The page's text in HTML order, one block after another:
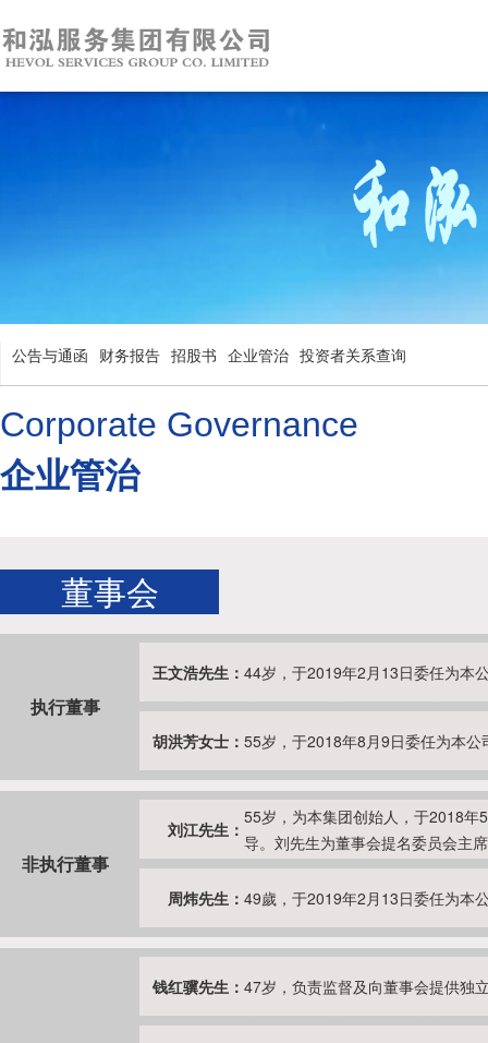
公告与通函 财务报告 招股书 企业管治 投资者关系查询
Corporate Governance
企业管治
董事会
执行董事
王文浩先生： 44岁，于2019年2月13日委任为本
胡洪芳女士： 55岁，于2018年8月9日委任为本
非执行董事
刘江先生：
55岁，为本集团创始人，于2018年
导。刘先生为董事会提名委员会主
周炜先生： 49歲，于2019年2月13日委任为本
钱红骥先生： 47岁，负责监督及向董事会提供独